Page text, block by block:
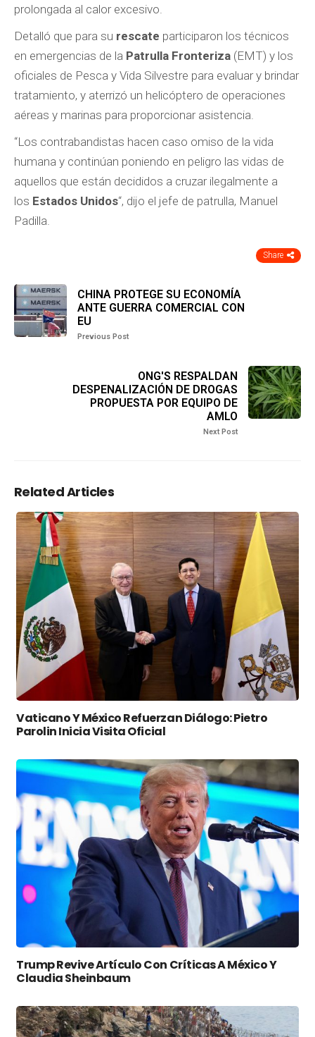
prolongada al calor excesivo.
Detalló que para su rescate participaron los técnicos
en emergencias de la Patrulla Fronteriza (EMT) y los
oficiales de Pesca y Vida Silvestre para evaluar y brindar
tratamiento, y aterrizó un helicóptero de operaciones
aéreas y marinas para proporcionar asistencia.
“Los contrabandistas hacen caso omiso de la vida
humana y continúan poniendo en peligro las vidas de
aquellos que están decididos a cruzar ilegalmente a
los Estados Unidos“, dijo el jefe de patrulla, Manuel
Padilla.
Share
CHINA PROTEGE SU ECONOMÍA
ANTE GUERRA COMERCIAL CON
EU
Previous Post
ONG'S RESPALDAN
DESPENALIZACIÓN DE DROGAS
PROPUESTA POR EQUIPO DE
AMLO
Next Post
Related Articles
Vaticano Y México Refuerzan Diálogo: Pietro
Parolin Inicia Visita Oficial
Trump Revive Artículo Con Críticas A México Y
Claudia Sheinbaum